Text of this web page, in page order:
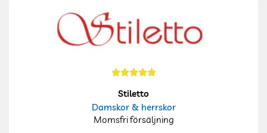
Stiletto
Damskor & herrskor
Momsfri försäljning